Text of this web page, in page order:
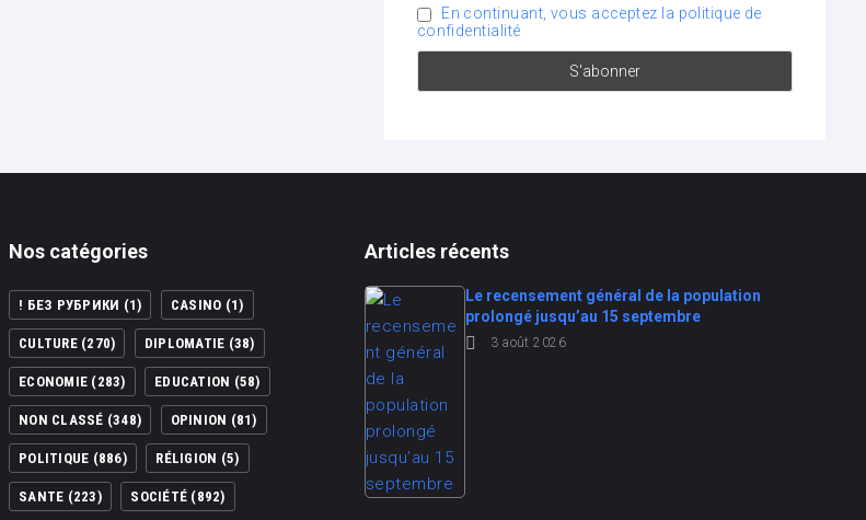
En continuant, vous acceptez la politique de
confidentialité
Nos catégories
! БЕЗ РУБРИКИ (1) CASINO (1)
CULTURE(270) DIPLOMATIE (38)
ECONOMIE (283) EDUCATION (58)
NON CLASSÉ (348) OPINION (81)
POLITIQUE (886) RÉLIGION (5)
SANTE (223) SOCIÉTÉ (892)
Articles récents
Le recensement général de la population
prolongé jusqu’au 15 septembre
3 août 2026